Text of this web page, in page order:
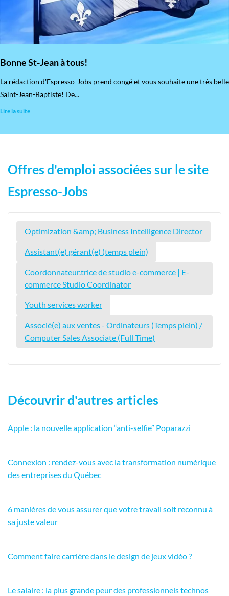
Bonne St-Jean à tous!
La rédaction d'Espresso-Jobs prend congé et vous souhaite une très belle
Saint-Jean-Baptiste! De...
Lire la suite
Offres d'emploi associées sur le site
Espresso-Jobs
Optimization &amp; Business Intelligence Director
Assistant(e) gérant(e) (temps plein)
Coordonnateur.trice de studio e-commerce | E-
commerce Studio Coordinator
Youth services worker
Associé(e) aux ventes - Ordinateurs (Temps plein) /
Computer Sales Associate (Full Time)
Découvrir d'autres articles
Apple : la nouvelle application “anti-selfie” Poparazzi
Connexion : rendez-vous avec la transformation numérique
des entreprises du Québec
6 manières de vous assurer que votre travail soit reconnu à
sa juste valeur
Comment faire carrière dans le design de jeux vidéo ?
Le salaire : la plus grande peur des professionnels technos